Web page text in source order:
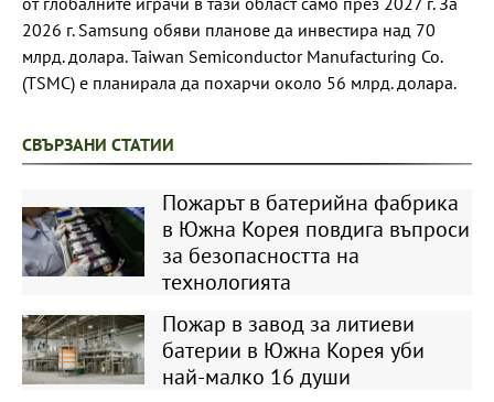
2026 г. Samsung обяви планове да инвестира над 70
млрд. долара. Taiwan Semiconductor Manufacturing Co.
(TSMC) е планирала да похарчи около 56 млрд. долара.
СВЪРЗАНИ СТАТИИ
Пожарът в батерийна фабрика
в Южна Корея повдига въпроси
за безопасността на
технологията
Пожар в завод за литиеви
батерии в Южна Корея уби
най-малко 16 души